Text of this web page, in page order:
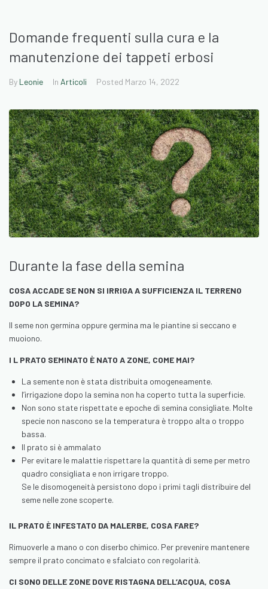
Domande frequenti sulla cura e la
manutenzione dei tappeti erbosi
By Leonie In Articoli Posted Marzo 14, 2022
Durante la fase della semina
COSA ACCADE SE NON SI IRRIGA A SUFFICIENZA IL TERRENO
DOPO LA SEMINA?
Il seme non germina oppure germina ma le piantine si seccano e
muoiono.
I L PRATO SEMINATO È NATO A ZONE, COME MAI?
La semente non è stata distribuita omogeneamente.
l’irrigazione dopo la semina non ha coperto tutta la superficie.
Non sono state rispettate e epoche di semina consigliate. Molte
specie non nascono se la temperatura è troppo alta o troppo
bassa.
Il prato si è ammalato
Per evitare le malattie rispettare la quantità di seme per metro
quadro consigliata e non irrigare troppo.
Se le disomogeneità persistono dopo i primi tagli distribuire del
seme nelle zone scoperte.
IL PRATO È INFESTATO DA MALERBE, COSA FARE?
Rimuoverle a mano o con diserbo chimico. Per prevenire mantenere
sempre il prato concimato e sfalciato con regolarità.
CI SONO DELLE ZONE DOVE RISTAGNA DELL’ACQUA, COSA